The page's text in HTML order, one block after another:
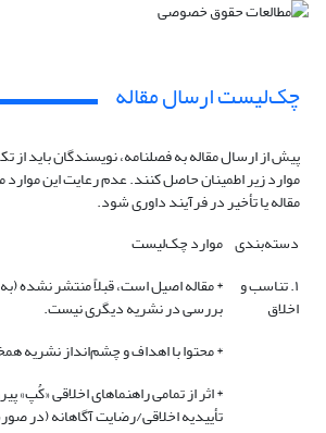
چک‌لیست ارسال مقاله
پیش از ارسال مقاله به فصلنامه، نویسندگان باید از
موارد زیر اطمینان حاصل کنند. عدم رعایت این
مقاله یا تأخیر در فرآیند داوری شود.
دسته‌بندی موارد چک‌لیست
۱. تناسب و
اخلاق
* مقاله اصیل است، قبلاً منتشر نشده
بررسی در نشریه دیگری نیست.
* محتوا با اهداف و چشم‌انداز نشریه
* اثر از تمامی راهنماهای اخلاقی «کُپ»
تأییدیه اخلاقی/رضایت آگاهانه (در